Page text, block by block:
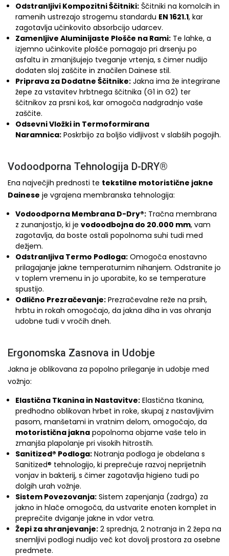
Odstranljivi Kompozitni Ščitniki: Ščitniki na komolcih in
ramenih ustrezajo strogemu standardu EN 1621.1, kar
zagotavlja učinkovito absorbcijo udarcev.
Zamenljive Aluminijaste Plošče na Rami: Te lahke, a
izjemno učinkovite plošče pomagajo pri drsenju po
asfaltu in zmanjšujejo tveganje vrtenja, s čimer nudijo
dodaten sloj zaščite in značilen Dainese stil.
Priprava za Dodatne Ščitnike: Jakna ima že integrirane
žepe za vstavitev hrbtnega ščitnika (G1 in G2) ter
ščitnikov za prsni koš, kar omogoča nadgradnjo vaše
zaščite.
Odsevni Vložki in Termoformirana
Naramnica: Poskrbijo za boljšo vidljivost v slabših pogojih.
Vodoodporna Tehnologija D-DRY®
Ena največjih prednosti te tekstilne motoristične jakne
Dainese je vgrajena membranska tehnologija:
Vodoodporna Membrana D-Dry®: Tračna membrana
z zunanjostjo, ki je vodoodbojna do 20.000 mm, vam
zagotavlja, da boste ostali popolnoma suhi tudi med
dežjem.
Odstranljiva Termo Podloga: Omogoča enostavno
prilagajanje jakne temperaturnim nihanjem. Odstranite jo
v toplem vremenu in jo uporabite, ko se temperature
spustijo.
Odlično Prezračevanje: Prezračevalne reže na prsih,
hrbtu in rokah omogočajo, da jakna diha in vas ohranja
udobne tudi v vročih dneh.
Ergonomska Zasnova in Udobje
Jakna je oblikovana za popolno prileganje in udobje med
vožnjo:
Elastična Tkanina in Nastavitve: Elastična tkanina,
predhodno oblikovan hrbet in roke, skupaj z nastavljivim
pasom, manšetami in vratnim delom, omogočajo, da
motoristična jakna popolnoma objame vaše telo in
zmanjša plapolanje pri visokih hitrostih.
Sanitized® Podloga: Notranja podloga je obdelana s
Sanitized® tehnologijo, ki preprečuje razvoj neprijetnih
vonjav in bakterij, s čimer zagotavlja higieno tudi po
dolgih urah vožnje.
Sistem Povezovanja: Sistem zapenjanja (zadrga) za
jakno in hlače omogoča, da ustvarite enoten komplet in
preprečite dviganje jakne in vdor vetra.
Žepi za shranjevanje: 2 sprednja, 2 notranja in 2 žepa na
snemljivi podlogi nudijo več kot dovolj prostora za osebne
predmete.